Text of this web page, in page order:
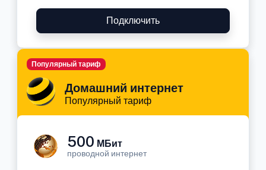
Подключить
Домашний интернет
Популярный тариф
Популярный тариф
500 МБит
проводной интернет